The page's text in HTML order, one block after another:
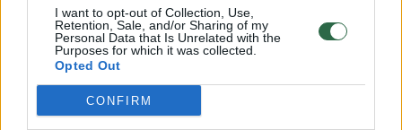
I want to opt-out of Collection, Use,
Retention, Sale, and/or Sharing of my
Personal Data that Is Unrelated with the
Purposes for which it was collected.
Opted Out
CONFIRM
savaitę: karščiai atsitrauks
Žinios | Orai
Visi įrašai